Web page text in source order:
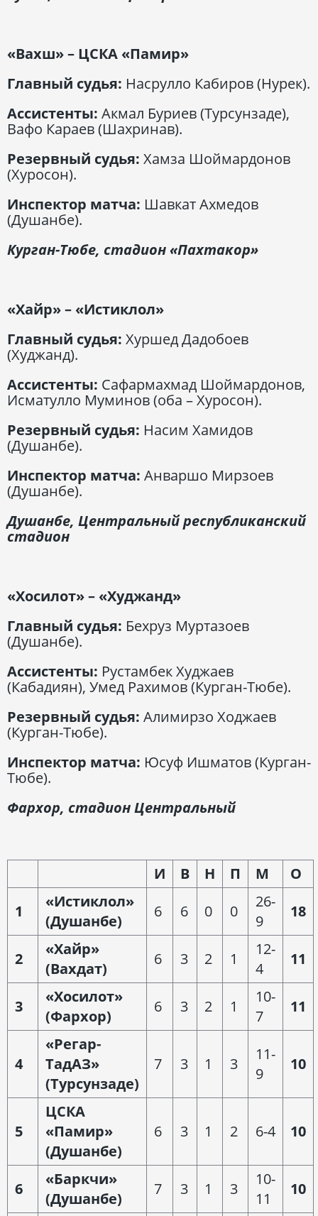
«Вахш» – ЦСКА «Памир»
Главный судья: Насрулло Кабиров (Нурек).
Ассистенты: Акмал Буриев (Турсунзаде),
Вафо Караев (Шахринав).
Резервный судья: Хамза Шоймардонов
(Хуросон).
Инспектор матча: Шавкат Ахмедов
(Душанбе).
Курган-Тюбе, стадион «Пахтакор»
«Хайр» – «Истиклол»
Главный судья: Хуршед Дадобоев
(Худжанд).
Ассистенты: Сафармахмад Шоймардонов,
Исматулло Муминов (оба – Хуросон).
Резервный судья: Насим Хамидов
(Душанбе).
Инспектор матча: Анваршо Мирзоев
(Душанбе).
Душанбе, Центральный республиканский
стадион
«Хосилот» – «Худжанд»
Главный судья: Бехруз Муртазоев
(Душанбе).
Ассистенты: Рустамбек Худжаев
(Кабадиян), Умед Рахимов (Курган-Тюбе).
Резервный судья: Алимирзо Ходжаев
(Курган-Тюбе).
Инспектор матча: Юсуф Ишматов (Курган-
Тюбе).
Фархор, стадион Центральный
И В Н П М
О
1
«Истиклол»
(Душанбе)
6 6 0 0
26-
9
18
2
«Хайр»
(Вахдат)
6 3 2 1
12-
4
11
3
«Хосилот»
(Фархор)
6 3 2 1
10-
7
11
4
«Регар-
ТадАЗ»
(Турсунзаде)
7 3 1 3
11-
9
10
5
ЦСКА
«Памир»
(Душанбе)
6 3 1 2 6-4 10
6
«Баркчи»
(Душанбе)
7 3 1 3
10-
11
10